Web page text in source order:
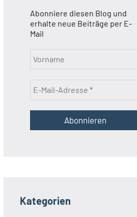
Abonniere diesen Blog und
erhalte neue Beiträge per E-
Mail
Kategorien